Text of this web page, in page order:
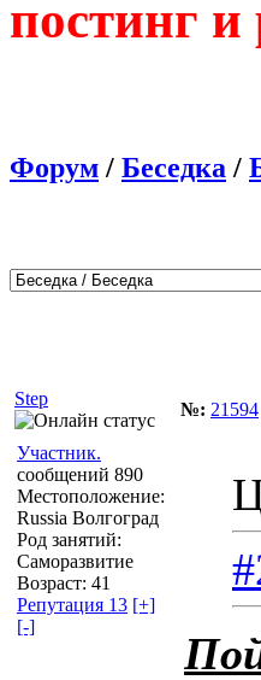
постинг и
Форум / Беседка /
Step
№: 21594
Участник.
сообщений 890
Местоположение:
Russia Волгоград
Род занятий:
Саморазвитие
Возраст: 41
Репутация 13 [+]
[-]